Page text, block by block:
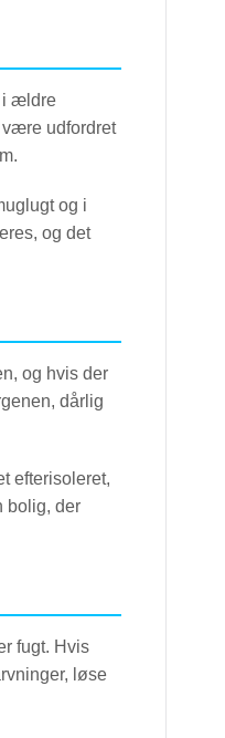
i ældre
udfordret
og i
og det
og hvis der
dårlig
efterisoleret,
bolig, der
fugt. Hvis
løse